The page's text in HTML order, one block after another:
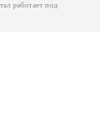
работает под